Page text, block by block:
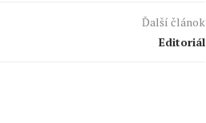
Ďalší článok
Editoriál